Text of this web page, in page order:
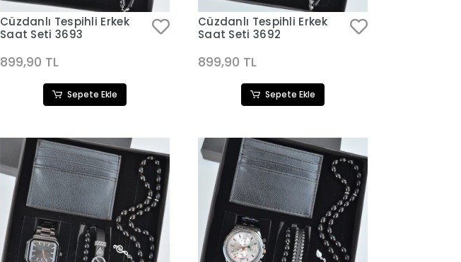
Cüzdanlı Tespihli Erkek
Saat Seti 3693
899,90 TL
Sepete Ekle
Cüzdanlı Tespihli Erkek
Saat Seti 3692
899,90 TL
Sepete Ekle